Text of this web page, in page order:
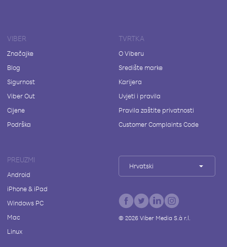
VIBER
Značajke
Blog
Sigurnost
Viber Out
Cijene
Podrška
TVRTKA
O Viberu
Središte marke
Karijera
Uvjeti i pravila
Pravila zaštite privatnosti
Customer Complaints Code
PREUZMI
Android
iPhone & iPad
Windows PC
Mac
Linux
Hrvatski
© 2026Viber Media S.à r.l.